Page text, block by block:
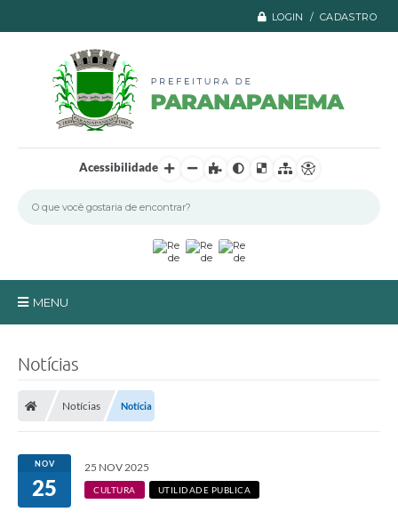
LOGIN / CADASTRO
Acessibilidade
MENU
Transparência
Ouvidoria / SIC
Notícias
Notícias Notícia
NOV
25
25 NOV 2025
CULTURA UTILIDADE PUBLICA